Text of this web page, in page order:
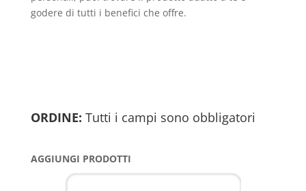
godere di tutti i benefici che offre.
ORDINE: Tutti i campi sono obbligatori
AGGIUNGI PRODOTTI